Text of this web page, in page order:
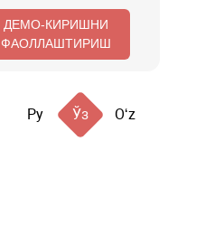
ДЕМО-КИРИШНИ
ФАОЛЛАШТИРИШ
Ру Ўз Oʻz